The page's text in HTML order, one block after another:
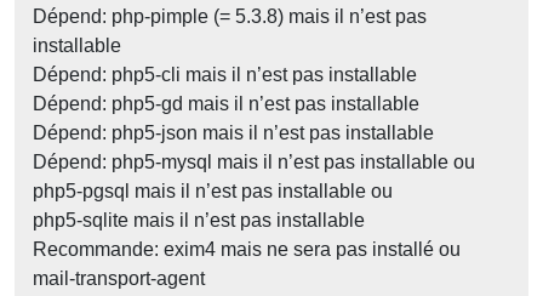
Dépend: php-pimple (= 5.3.8) mais il n’est pas
installable
Dépend: php5-cli mais il n’est pas installable
Dépend: php5-gd mais il n’est pas installable
Dépend: php5-json mais il n’est pas installable
Dépend: php5-mysql mais il n’est pas installable ou
php5-pgsql mais il n’est pas installable ou
php5-sqlite mais il n’est pas installable
Recommande: exim4 mais ne sera pas installé ou
mail-transport-agent